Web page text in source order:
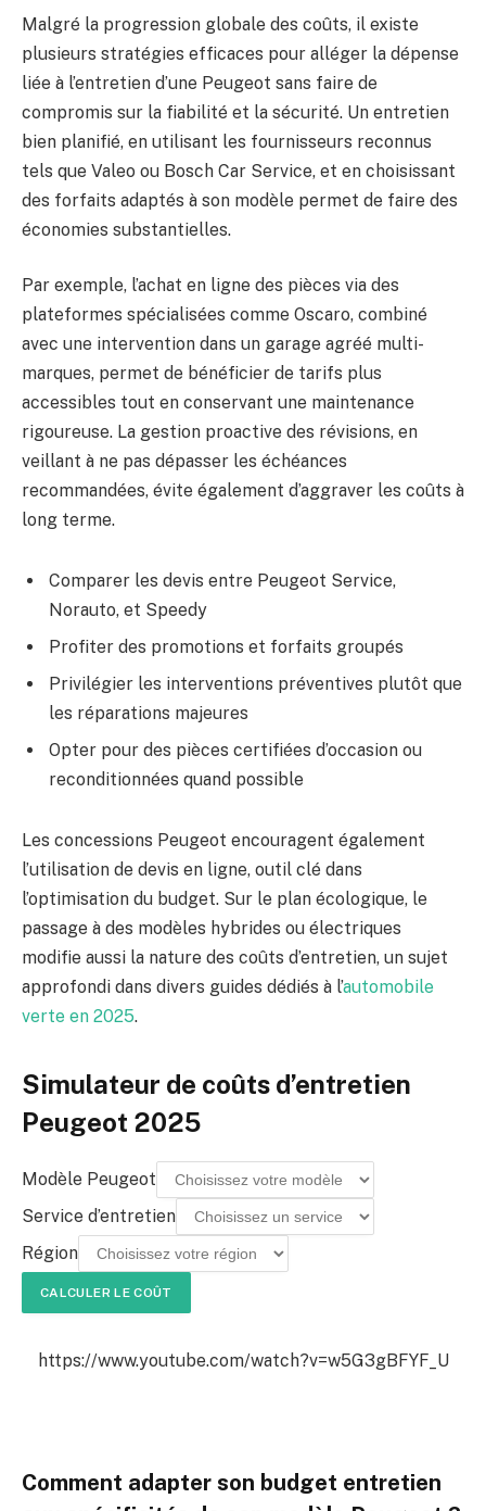
Malgré la progression globale des coûts, il existe
plusieurs stratégies efficaces pour alléger la dépense
liée à l’entretien d’une Peugeot sans faire de
compromis sur la fiabilité et la sécurité. Un entretien
bien planifié, en utilisant les fournisseurs reconnus
tels que Valeo ou Bosch Car Service, et en choisissant
des forfaits adaptés à son modèle permet de faire des
économies substantielles.
Par exemple, l’achat en ligne des pièces via des
plateformes spécialisées comme Oscaro, combiné
avec une intervention dans un garage agréé multi-
marques, permet de bénéficier de tarifs plus
accessibles tout en conservant une maintenance
rigoureuse. La gestion proactive des révisions, en
veillant à ne pas dépasser les échéances
recommandées, évite également d’aggraver les coûts à
long terme.
Comparer les devis entre Peugeot Service,
Norauto, et Speedy
Profiter des promotions et forfaits groupés
Privilégier les interventions préventives plutôt que
les réparations majeures
Opter pour des pièces certifiées d’occasion ou
reconditionnées quand possible
Les concessions Peugeot encouragent également
l’utilisation de devis en ligne, outil clé dans
l’optimisation du budget. Sur le plan écologique, le
passage à des modèles hybrides ou électriques
modifie aussi la nature des coûts d’entretien, un sujet
approfondi dans divers guides dédiés à l’automobile
verte en 2025.
Simulateur de coûts d’entretien
Peugeot 2025
Modèle Peugeot
Service d’entretien
Région
CALCULER LE COÛT
https://www.youtube.com/watch?v=w5G3gBFYF_U
Comment adapter son budget entretien